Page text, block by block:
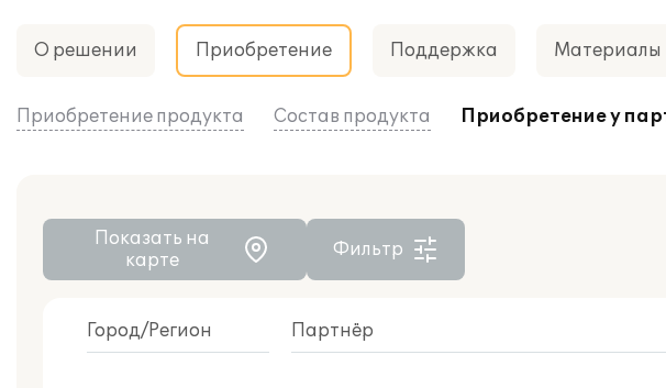
О решении Приобретение Поддержка Материалы
Приобретение продукта Состав продукта Приобретение у
Показать на
карте
Фильтр
Город/Регион Партнёр